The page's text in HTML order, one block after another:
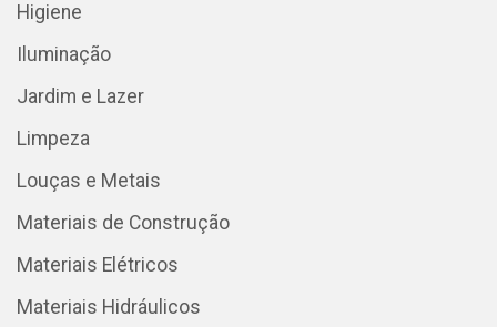
Higiene
Iluminação
Jardim e Lazer
Limpeza
Louças e Metais
Materiais de Construção
Materiais Elétricos
Materiais Hidráulicos